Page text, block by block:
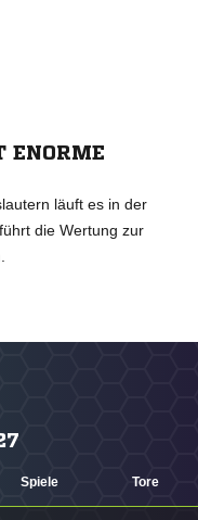
S
läuft es in der
die Wertung zur
Spiele Tore